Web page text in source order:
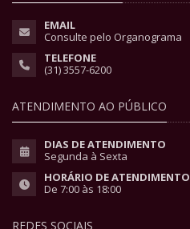
EMAIL
Consulte pelo Organograma
TELEFONE
(31) 3557-6200
ATENDIMENTO AO PÚBLICO
DIAS DE ATENDIMENTO
Segunda à Sexta
HORÁRIO DE ATENDIMENTO
De 7:00 às 18:00
REDES SOCIAIS